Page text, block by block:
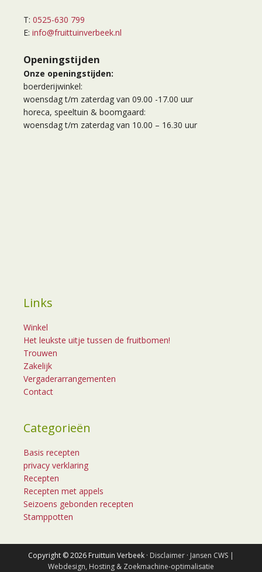
T: 0525-630 799
E: info@fruittuinverbeek.nl
Openingstijden
Onze openingstijden:
boerderijwinkel:
woensdag t/m zaterdag van 09.00 -17.00 uur
horeca, speeltuin & boomgaard:
woensdag t/m zaterdag van 10.00 – 16.30 uur
Links
Winkel
Het leukste uitje tussen de fruitbomen!
Trouwen
Zakelijk
Vergaderarrangementen
Contact
Categorieën
Basis recepten
privacy verklaring
Recepten
Recepten met appels
Seizoens gebonden recepten
Stamppotten
Copyright © 2026 Fruittuin Verbeek · Disclaimer · Jansen CWS |
Webdesign, Hosting & Zoekmachine-optimalisatie